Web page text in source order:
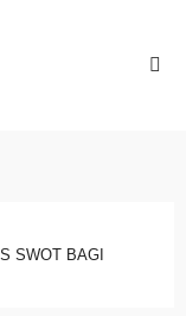
SWOT BAGI